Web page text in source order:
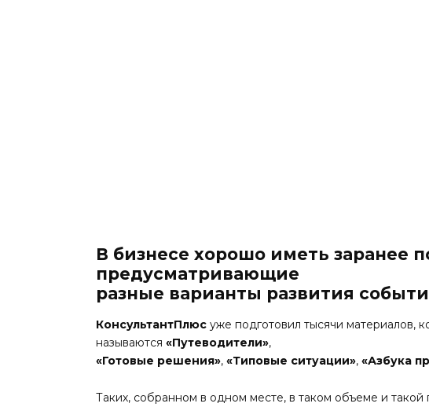
В бизнесе хорошо иметь заранее
предусматривающие
разные варианты развития
КонсультантПлюс уже подготовил тысячи материалов,
называются «Путеводители»,
«Готовые решения», «Типовые ситуации», «Азбука
Таких, собранном в одном месте, в таком объеме и такой